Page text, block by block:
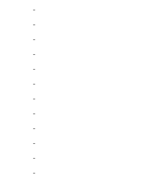
-
-
-
-
-
-
-
-
-
-
-
-